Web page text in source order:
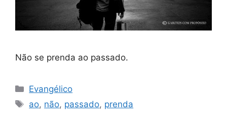
Não se prenda ao passado.
Categorias
Evangélico
Tags
ao, não, passado, prenda